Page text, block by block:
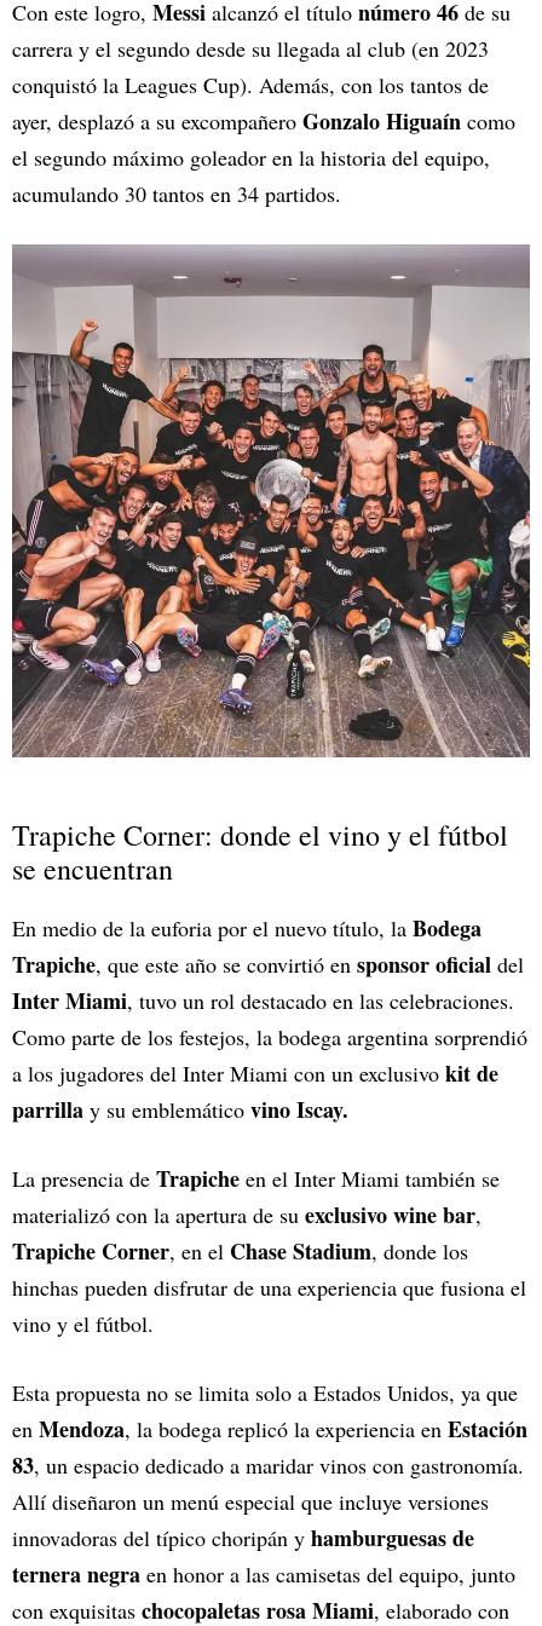
Con este logro, Messi alcanzó el título número 46 de su
carrera y el segundo desde su llegada al club (en 2023
conquistó la Leagues Cup). Además, con los tantos de
ayer, desplazó a su excompañero Gonzalo Higuaín como
el segundo máximo goleador en la historia del equipo,
acumulando 30 tantos en 34 partidos.
Trapiche Corner: donde el vino y el fútbol
se encuentran
En medio de la euforia por el nuevo título, la Bodega
Trapiche, que este año se convirtió en sponsor oficial del
Inter Miami, tuvo un rol destacado en las celebraciones.
Como parte de los festejos, la bodega argentina sorprendió
a los jugadores del Inter Miami con un exclusivo kit de
parrilla y su emblemático vino Iscay.
La presencia de Trapiche en el Inter Miami también se
materializó con la apertura de su exclusivo wine bar,
Trapiche Corner, en el Chase Stadium, donde los
hinchas pueden disfrutar de una experiencia que fusiona el
vino y el fútbol.
Esta propuesta no se limita solo a Estados Unidos, ya que
en Mendoza, la bodega replicó la experiencia en Estación
83, un espacio dedicado a maridar vinos con gastronomía.
Allí diseñaron un menú especial que incluye versiones
innovadoras del típico choripán y hamburguesas de
ternera negra en honor a las camisetas del equipo, junto
con exquisitas chocopaletas rosa Miami, elaborado con